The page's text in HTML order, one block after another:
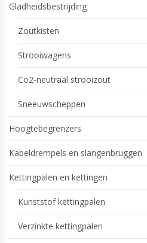
Gladheidsbestrijding
Zoutkisten
Strooiwagens
Co2-neutraal strooizout
Sneeuwscheppen
Hoogtebegrenzers
Kabeldrempels en slangenbruggen
Kettingpalen en kettingen
Kunststof kettingpalen
Verzinkte kettingpalen